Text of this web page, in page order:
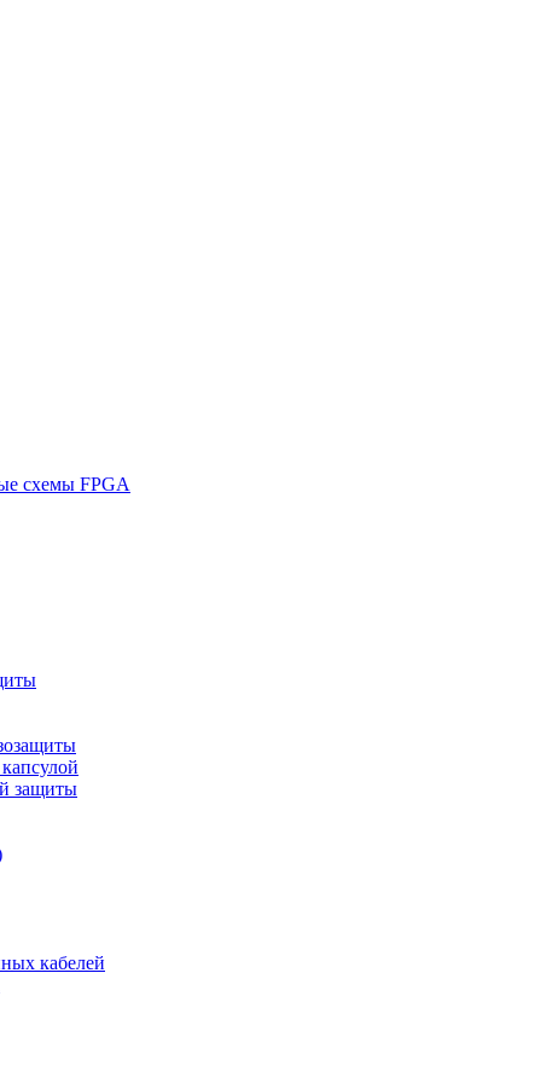
схемы FPGA
защиты
кабелей